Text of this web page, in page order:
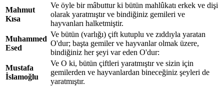
Mahmut
Kısa
Ve öyle bir mâbuttur ki bütün mahlûkatı erkek ve dişi
olarak yaratmıştır ve bindiğiniz gemileri ve
hayvanları halketmiştir.
Muhammed
Esed
Ve bütün (varlığı) çift kutuplu ve zıddıyla yaratan
O'dur; başta gemiler ve hayvanlar olmak üzere,
bindiğiniz her şeyi var eden O'dur:
Mustafa
İslamoğlu
Ve O ki, bütün çiftleri yaratmıştır ve sizin için
gemilerden ve hayvanlardan bineceğiniz şeyleri de
yaratmıştır.